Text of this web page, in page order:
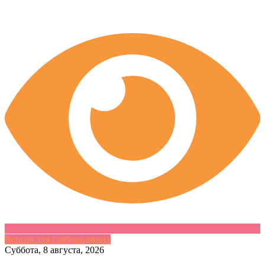
Версия для слабовидящих
Skip
Суббота, 8 августа, 2026